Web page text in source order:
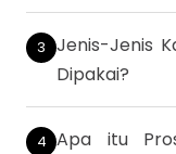
Jenis-Jenis
Dipakai?
Apa itu